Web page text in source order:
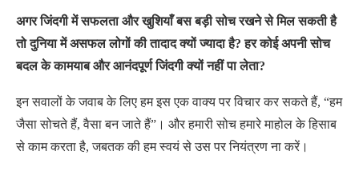
अगर जिंदगी में सफलता और खुशियाँ बस बड़ी सोच रखने से मिल सकती है
तो दुनिया में असफल लोगों की तादाद क्यों ज्यादा है? हर कोई अपनी सोच
बदल के कामयाब और आनंदपूर्ण जिंदगी क्यों नहीं पा लेता?
इन सवालों के जवाब के लिए हम इस एक वाक्य पर विचार कर सकते हैं, “हम
जैसा सोचते हैं, वैसा बन जाते हैं”। और हमारी सोच हमारे माहोल के हिसाब
से काम करता है, जबतक की हम स्वयं से उस पर नियंत्रण ना करें।